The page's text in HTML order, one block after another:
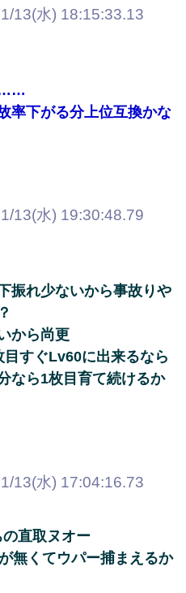
13(水) 18:15:33.13
……
率下がる分上位互換かな
13(水) 19:30:48.79
振れ少ないから事故りや
から尚更
すぐLv60に出来るなら
なら1枚目育て続けるか
13(水) 17:04:16.73
直取ヌオー
無くてウパー捕まえるか